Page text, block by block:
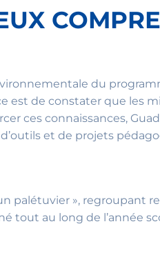
du
est de constater que les
ces connaissances,
et de projets
palétuvier », regroupant
tout au long de l’année